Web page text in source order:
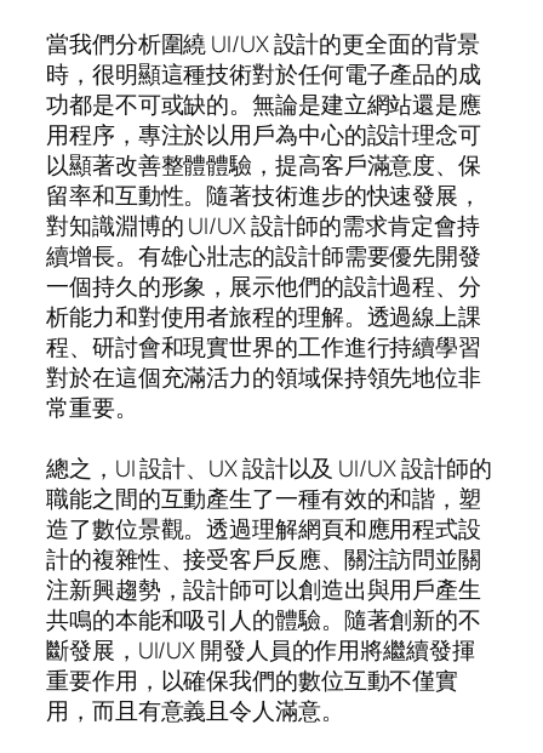
當我們分析圍繞 UI/UX 設計的更全面的背景
時，很明顯這種技術對於任何電子產品的成
功都是不可或缺的。無論是建立網站還是應
用程序，專注於以用戶為中心的設計理念可
以顯著改善整體體驗，提高客戶滿意度、保
留率和互動性。隨著技術進步的快速發展，
對知識淵博的 UI/UX 設計師的需求肯定會持
續增長。有雄心壯志的設計師需要優先開發
一個持久的形象，展示他們的設計過程、分
析能力和對使用者旅程的理解。透過線上課
程、研討會和現實世界的工作進行持續學習
對於在這個充滿活力的領域保持領先地位非
常重要。
總之，UI 設計、UX 設計以及 UI/UX 設計師的
職能之間的互動產生了一種有效的和諧，塑
造了數位景觀。透過理解網頁和應用程式設
計的複雜性、接受客戶反應、關注訪問並關
注新興趨勢，設計師可以創造出與用戶產生
共鳴的本能和吸引人的體驗。隨著創新的不
斷發展，UI/UX 開發人員的作用將繼續發揮
重要作用，以確保我們的數位互動不僅實
用，而且有意義且令人滿意。